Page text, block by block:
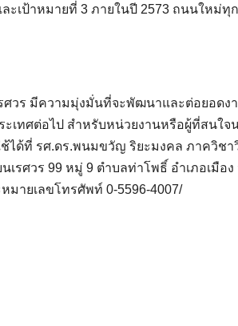
ะเป้าหมายที่ 3 ภายในปี 2573 ถนนใหม่
วร มีความมุ่งมั่นที่จะพัฒนาและต่อยอดง
เทศต่อไป สำหรับหน่วยงานหรือผู้ที่สนใจ
ได้ที่ รศ.ดร.พนมขวัญ ริยะมงคล ภาควิช
เรศวร 99 หมู่ 9 ตำบลท่าโพธิ์ อำเภอเมือ
มายเลขโทรศัพท์ 0-5596-4007/